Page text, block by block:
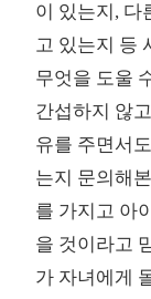
이 있는지, 다
고 있는지 등
무엇을 도울
간섭하지 않
유를 주면서
는지 문의해
를 가지고 아
을 것이라고
가 자녀에게